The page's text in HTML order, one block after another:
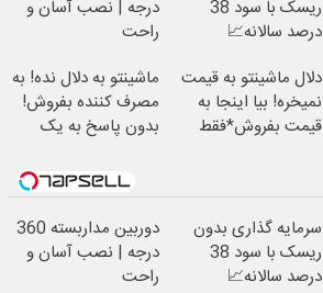
ریسک با سود 38
درصد سالانه📈
درجه | نصب آسان و
راحت
دلال ماشینتو به قیمت
نمیخره! بیا اینجا به
قیمت بفروش*فقط
ماشینتو به دلال نده! به
مصرف کننده بفروش!
بدون پاسخ به یک
سرمایه گذاری بدون
ریسک با سود 38
درصد سالانه📈
دوربین مداربسته 360
درجه | نصب آسان و
راحت